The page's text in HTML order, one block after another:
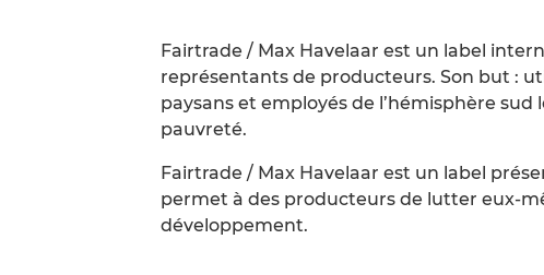
Fairtrade / Max Havelaar est un label
représentants de producteurs. Son but :
paysans et employés de l’hémisphère
pauvreté.
Fairtrade / Max Havelaar est un label
permet à des producteurs de lutter eux-
développement.